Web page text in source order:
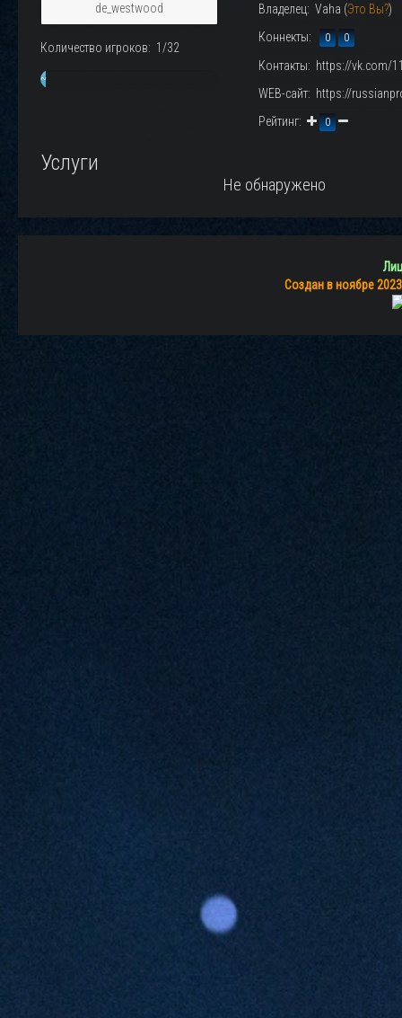
de_westwood
Количество игроков: 1/32
~
Владелец: Vaha (Это Вы?)
Коннекты: 0 0
Контакты: https://vk.com/
WEB-сайт: https://
Рейтинг:
0
Услуги
Не обнаружено
Создан в ноябре